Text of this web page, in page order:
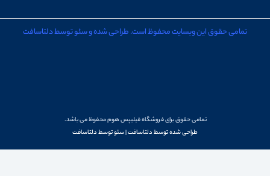
تمامی حقوق این وبسایت محفوظ است. طراحی شده و سئو توسط دلتاسافت
تمامی حقوق برای فروشگاه فیلیپس هوم محفوظ می باشد.
طراحی شده توسط دلتاسافت|سئو توسط دلتاسافت